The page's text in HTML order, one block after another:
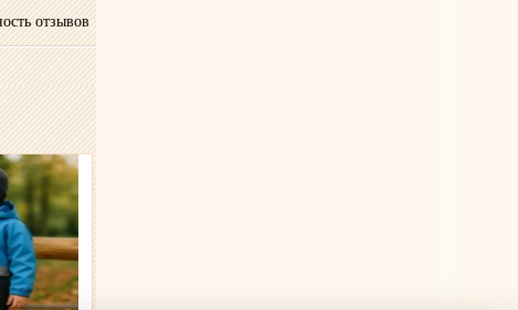
отзывов